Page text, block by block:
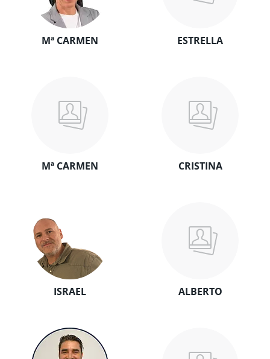
Mª CARMEN ESTRELLA
Mª CARMEN CRISTINA
ISRAEL ALBERTO